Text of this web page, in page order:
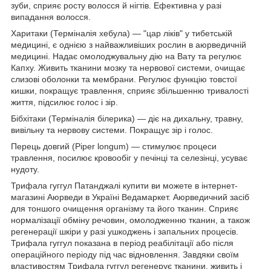
зуби, сприяє росту волосся й нігтів. Ефективна у разі
випадання волосся.
Харитаки (Терміналія хебула) — "цар ліків" у тибетській
медицині, є однією з найважливіших рослин в аюрведичній
медицині. Надає омолоджувальну дію на Вату та регулює
Капху. Живить тканини мозку та нервової системи, очищає
слизові оболонки та мембрани. Регулює функцію товстої
кишки, покращує травлення, сприяє збільшенню тривалості
життя, підсилює голос і зір.
Бібхітаки (Терміналія білерика) — діє на дихальну, травну,
вивільну та нервову системи. Покращує зір і голос.
Перець довгий (Piper longum) — стимулює процеси
травлення, посилює кровообіг у печінці та селезінці, усуває
нудоту.
Трифала гуггул Патанджалі купити ви можете в інтернет-
магазині Аюрведи в Україні Ведамаркет. Аюрведичний засіб
для тоншого очищення організму та його тканин. Сприяє
нормалізації обміну речовин, омолодженню тканин, а також
регенерації шкіри у разі ушкоджень і запальних процесів.
Трифала гуггул показана в період реабілітації або після
операційного періоду під час відновлення. Завдяки своїм
властивостям Трифала гуггул регенерує тканини, живить і